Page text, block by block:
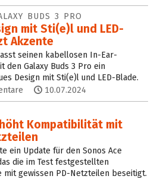
BUDS 3 PRO
mit Sti(e)l und LED-
Akzente
seinen kabellosen In-Ear-
den Galaxy Buds 3 Pro ein
Design mit Sti(e)l und LED-Blade.
10.07.2024
Kompatibilität mit
ein Update für den Sonos Ace
die im Test festgestellten
mit gewissen PD-Netzteilen beseitigt.